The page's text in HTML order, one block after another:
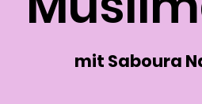
mit Saboura